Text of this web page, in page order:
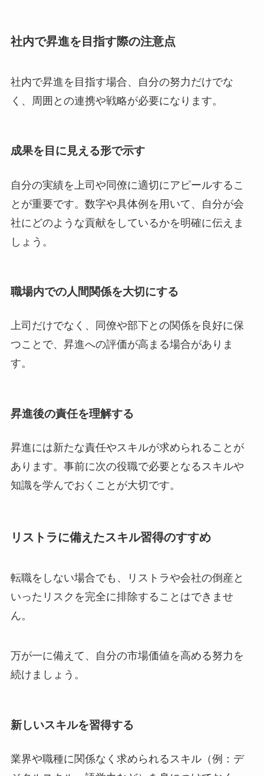
社内で昇進を目指す際の注意点
社内で昇進を目指す場合、自分の努力だけでな
く、周囲との連携や戦略が必要になります。
成果を目に見える形で示す
自分の実績を上司や同僚に適切にアピールするこ
とが重要です。数字や具体例を用いて、自分が会
社にどのような貢献をしているかを明確に伝えま
しょう。
職場内での人間関係を大切にする
上司だけでなく、同僚や部下との関係を良好に保
つことで、昇進への評価が高まる場合がありま
す。
昇進後の責任を理解する
昇進には新たな責任やスキルが求められることが
あります。事前に次の役職で必要となるスキルや
知識を学んでおくことが大切です。
リストラに備えたスキル習得のすすめ
転職をしない場合でも、リストラや会社の倒産と
いったリスクを完全に排除することはできませ
ん。
万が一に備えて、自分の市場価値を高める努力を
続けましょう。
新しいスキルを習得する
業界や職種に関係なく求められるスキル（例：デ